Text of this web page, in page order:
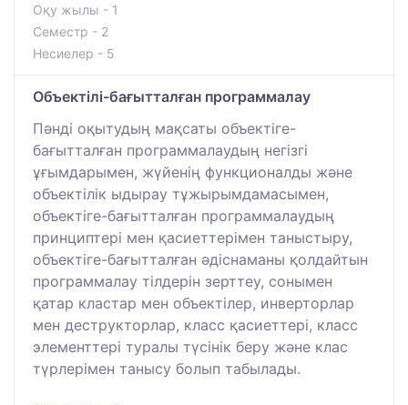
Оқу жылы - 1
Семестр - 2
Несиелер - 5
Объектілі-бағытталған программалау
Пәнді оқытудың мақсаты объектіге-
бағытталған программалаудың негізгі
ұғымдарымен, жүйенің функционалды және
объектілік ыдырау тұжырымдамасымен,
объектіге-бағытталған программалаудың
принциптері мен қасиеттерімен таныстыру,
объектіге-бағытталған әдіснаманы қолдайтын
программалау тілдерін зерттеу, сонымен
қатар кластар мен объектілер, инверторлар
мен деструкторлар, класс қасиеттері, класс
элементтері туралы түсінік беру және клас
түрлерімен танысу болып табылады.